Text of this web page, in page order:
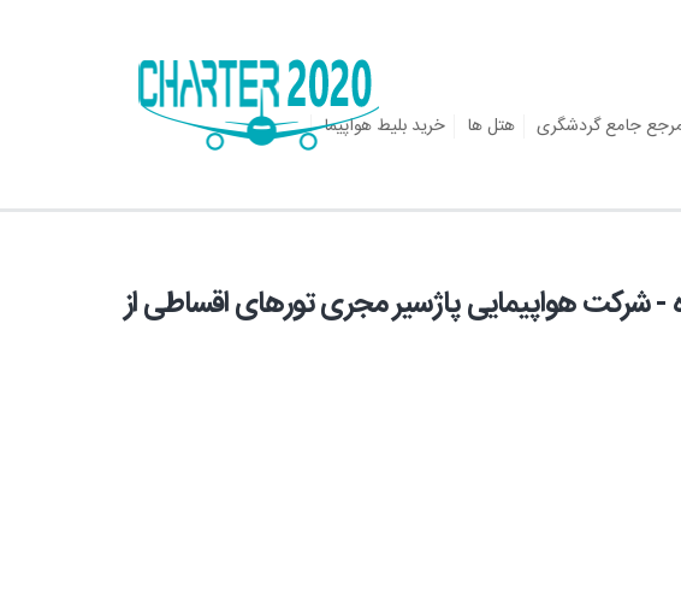
جامع گردشگری هتل ها
خرید بلیط هواپیما
تفلیس 4 روزه - شرکت هواپیمایی پاژسیر مجری تورهای اقساطی از